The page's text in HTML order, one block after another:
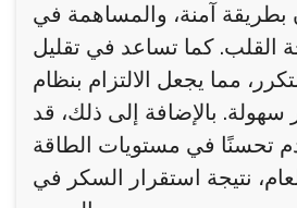
بطريقة آمنة، والمساهمة في
كما تساعد في تقليل
مما يجعل الالتزام بنظام
بالإضافة إلى ذلك، قد
تحسنًا في مستويات الطاقة
نتيجة استقرار السكر في